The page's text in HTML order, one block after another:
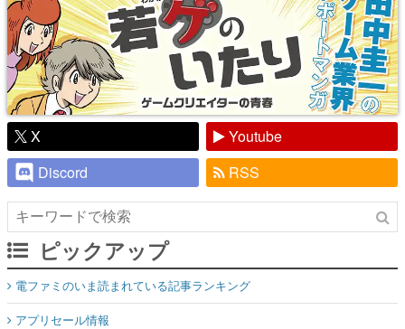
X
Youtube
Discord
RSS
ピックアップ
電ファミのいま読まれている記事ランキング
アプリセール情報